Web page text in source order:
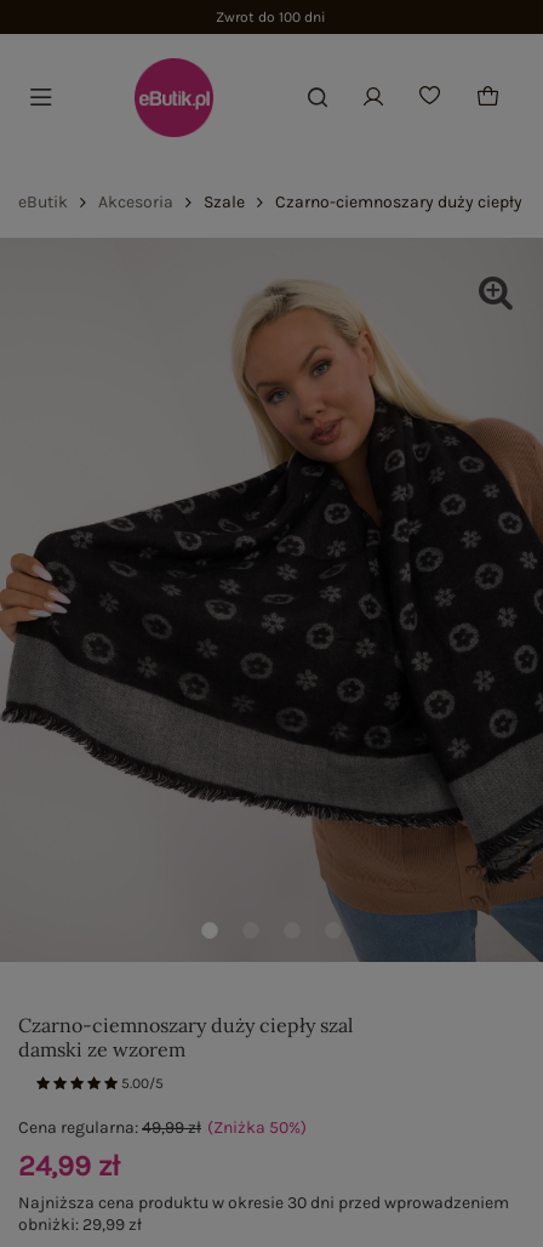
Zwrot do 100 dni
eButik Akcesoria Szale Czarno-ciemnoszary duży ciepły
Czarno-ciemnoszary duży ciepły szal
damski ze wzorem
5.00/5
Cena regularna:49,99 zł (Zniżka 50%)
24,99 zł
Najniższa cena produktu w okresie 30 dni przed wprowadzeniem
obniżki: 29,99 zł